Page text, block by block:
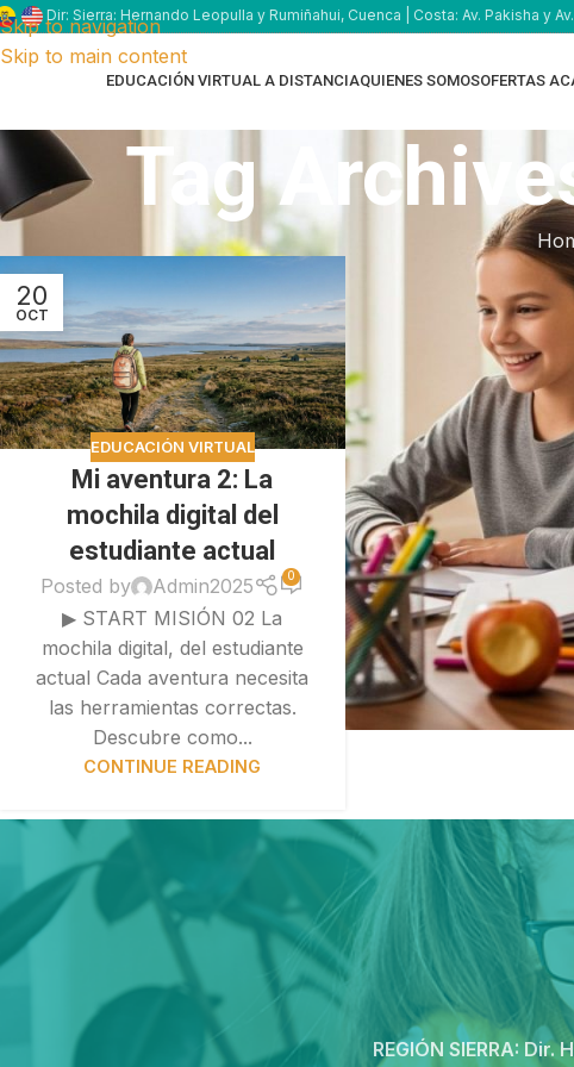
Skip to navigation
Skip to main content
Dir: Sierra: Hernando Leopulla y Rumiñahui, Cuenca | Costa: Av. Pakisha y
EDUCACIÓN VIRTUAL A DISTANCIAQUIENES SOMOSOFERTAS
Tag
20
OCT
EDUCACIÓN VIRTUAL
Mi aventura 2: La
mochila digital del
estudiante actual
Posted by Admin2025 0
▶ START MISIÓN 02 La
mochila digital, del estudiante
actual Cada aventura necesita
las herramientas correctas.
Descubre como...
CONTINUE READING
REGIÓN SIERRA: Dir.